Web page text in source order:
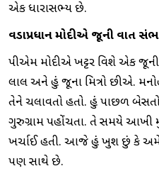
એક ધારાસભ્ય છે.
વડાપ્રધાન મોદીએ જૂની વાત
પીએમ મોદીએ ખટ્ટર વિશે એક
લાલ અને હું જૂના મિત્રો છીએ.
તેને ચલાવતો હતો. હું પાછળ
ગુરુગ્રામ પહોંચતા. તે સમયે આખી
ખર્ચાઈ હતી. આજે હું ખુશ છું કે
પણ સાથે છે.